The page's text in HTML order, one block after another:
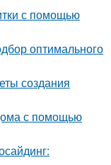
с помощью
оптимального
создания
с помощью